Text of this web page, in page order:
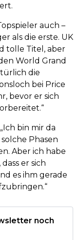
auch –
als die erste. UK
tolle Titel, aber
World Grand
die
bei Price
bevor er sich
bin mir da
Phasen
Aber ich habe
er sich
es ihm gerade
noch